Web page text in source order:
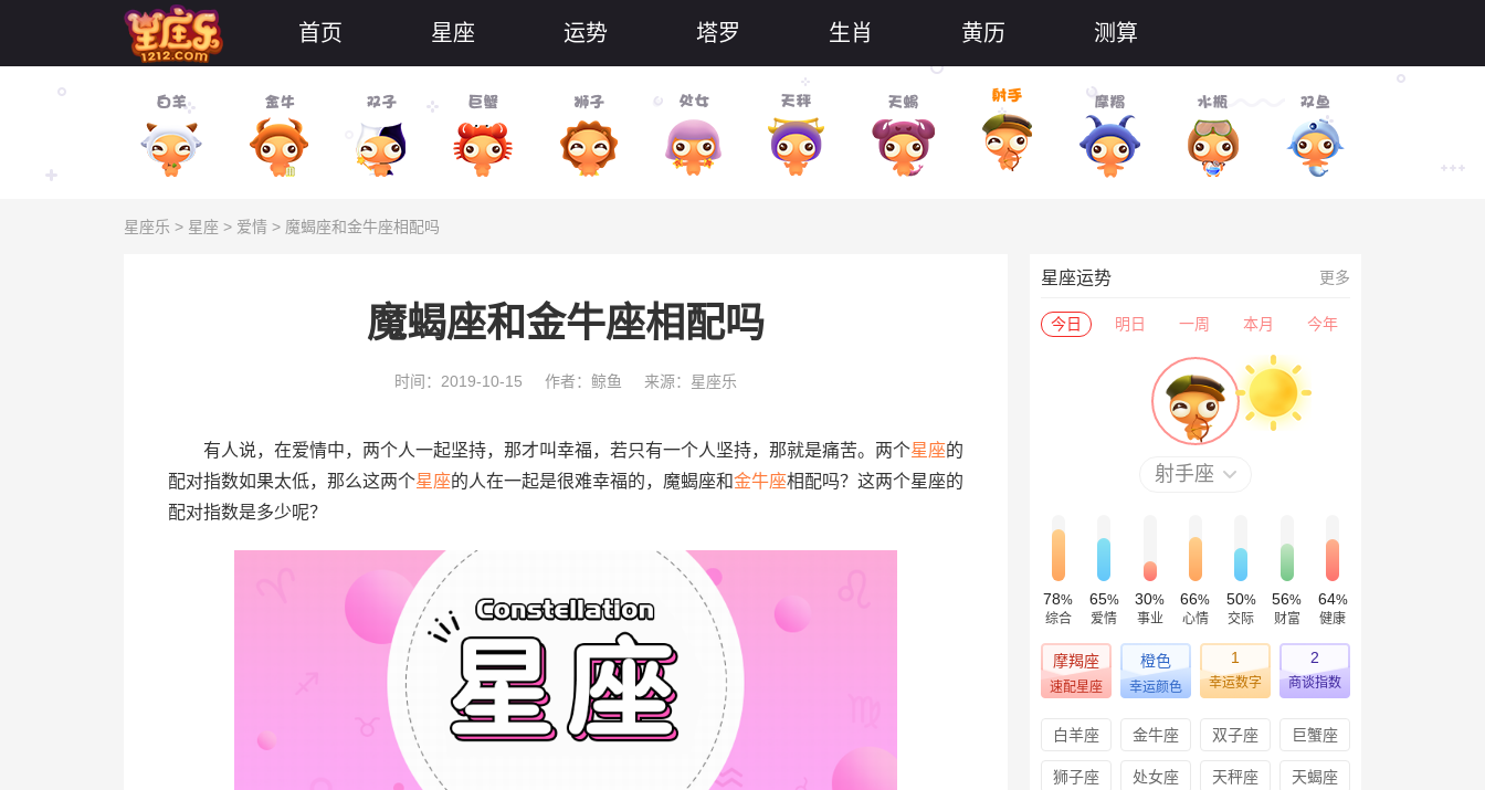
首页 星座 运势 塔罗 生肖 黄历 测算
星座乐 > 星座 > 爱情 > 魔蝎座和金牛座相配吗
魔蝎座和金牛座相配吗
时间：2019-10-15 作者：鲸鱼 来源：星座乐
有人说，在爱情中，两个人一起坚持，那才叫幸福，若只有一个人坚持，那就是痛苦。两个星座的
配对指数如果太低，那么这两个星座的人在一起是很难幸福的，魔蝎座和金牛座相配吗？这两个星座的
配对指数是多少呢？
星座运势 更多
今日 明日 一周 本月 今年
射手座
78%
综合
65%
爱情
30%
事业
66%
心情
50%
交际
56%
财富
64%
健康
摩羯座
速配星座
橙色
幸运颜色
1
幸运数字
2
商谈指数
白羊座 金牛座 双子座 巨蟹座
狮子座 处女座 天秤座 天蝎座